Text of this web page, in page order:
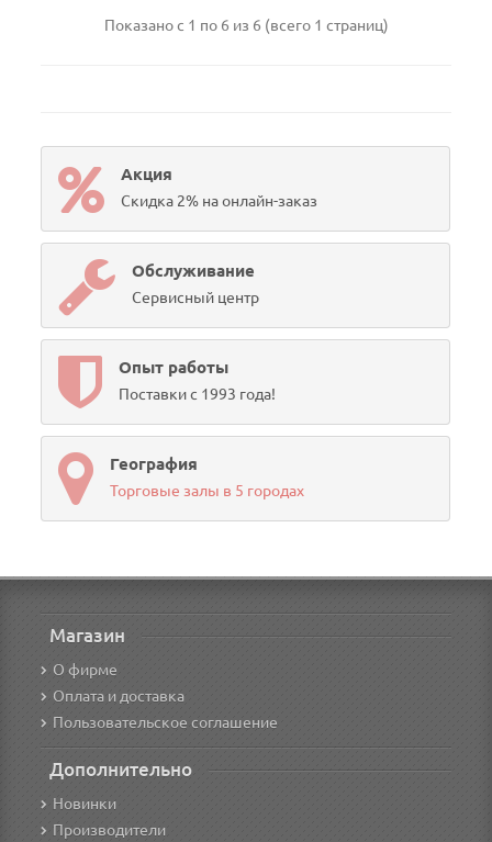
Показано с 1 по 6 из 6 (всего 1 страниц)
Акция
Скидка 2% на онлайн-заказ
Обслуживание
Сервисный центр
Опыт работы
Поставки с 1993 года!
География
Торговые залы в 5 городах
Магазин
О фирме
Оплата и доставка
Пользовательское соглашение
Дополнительно
Новинки
Производители